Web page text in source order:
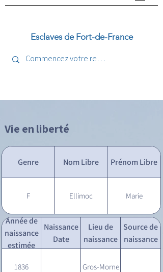
Esclaves de Fort-de-France
Vie en liberté
Genre Nom Libre Prénom Libre
F Ellimoc Marie
Année de
naissance
estimée
Naissance
Date
Lieu de
naissance
Source de
naissance
1836 Gros-Morne